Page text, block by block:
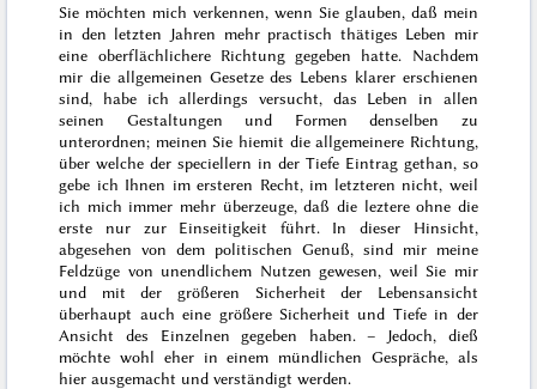
Sie möchten mich verkennen, wenn Sie glauben, daß mein
in den letzten Jahren mehr practisch thätiges Leben mir
eine oberflächlichere Richtung gegeben hatte. Nachdem
mir die allgemeinen Gesetze des Lebens klarer erschienen
sind, habe ich allerdings versucht, das Leben in allen
seinen Gestaltungen und Formen denselben zu
unterordnen; meinen Sie hiemit die allgemeinere Richtung,
über welche der speciellern in der Tiefe Eintrag gethan, so
gebe ich Ihnen im ersteren Recht, im letzteren nicht, weil
ich mich immer mehr überzeuge, daß die leztere ohne die
erste nur zur Einseitigkeit führt. In dieser Hinsicht,
abgesehen von dem politischen Genuß, sind mir meine
Feldzüge von unendlichem Nutzen gewesen, weil Sie mir
und mit der größeren Sicherheit der Lebensansicht
überhaupt auch eine größere Sicherheit und Tiefe in der
Ansicht des Einzelnen gegeben haben. – Jedoch, dieß
möchte wohl eher in einem mündlichen Gespräche, als
hier ausgemacht und verständigt werden.